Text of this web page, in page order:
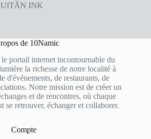
INK
de 10Namic
portail internet incontournable du
la richesse de notre localité à
d'événements, de restaurants, de
Notre mission est de créer un
et de rencontres, où chaque
se retrouver, échanger et collaborer.
Compte